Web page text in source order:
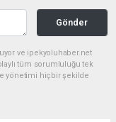
Gönder
ve ipekyoluhaber.net
tüm sorumluluğu tek
yönetimi hiçbir şekilde